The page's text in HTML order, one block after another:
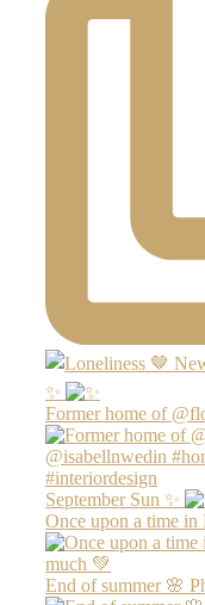
✨
Former home of
September Sun ✨
Once upon a time
End of summer 🌸